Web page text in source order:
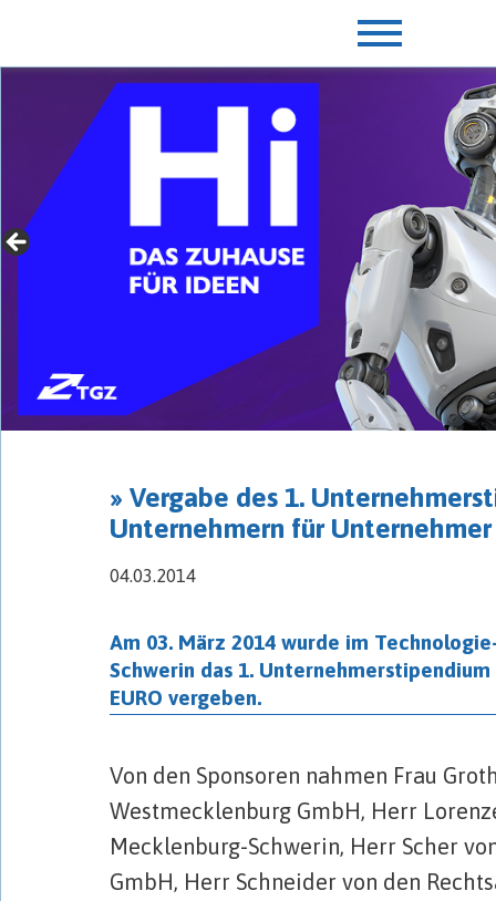
» Für Gründer mit Extras
► jetzt mehr erfahren
» Vergabe des 1.
Unternehmern für Unternehmer
04.03.2014
Am 03. März 2014 wurde im
Schwerin das 1.
EURO vergeben.
Von den Sponsoren nahmen Frau
Westmecklenburg GmbH, Herr
Mecklenburg-Schwerin, Herr Scher
GmbH, Herr Schneider von den